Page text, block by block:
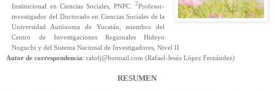
Institucional en Ciencias Sociales, PNPC.
2Profesor-
investigador del Doctorado en Ciencias Sociales de la
Universidad Autónoma de Yucatán, miembro del
Centro de Investigaciones Regionales Hideyo
Noguchi y del Sistema Nacional de Investigadores, Nivel II
Autor de correspondencia: ralofj@hotmail.com (Rafael-Jesús López Fernández)
RESUMEN